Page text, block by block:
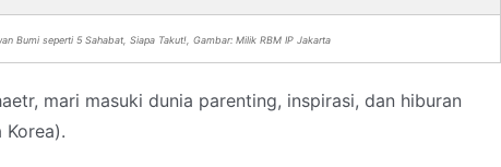
Bumi seperti 5 Sahabat, Siapa Takut!, Gambar: Milik RBM IP Jakarta
mari masuki dunia parenting, inspirasi, dan hiburan